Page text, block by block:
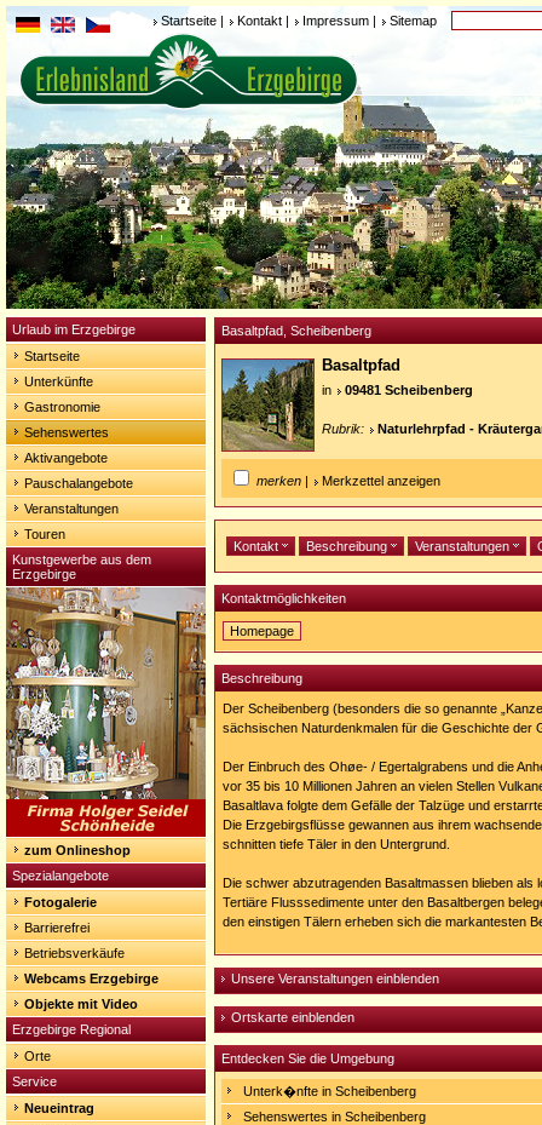
Startseite | Kontakt | Impressum | Sitemap
Urlaub im Erzgebirge
Startseite
Unterkünfte
Gastronomie
Sehenswertes
Aktivangebote
Pauschalangebote
Veranstaltungen
Touren
Kunstgewerbe aus dem
Erzgebirge
zum Onlineshop
Spezialangebote
Fotogalerie
Barrierefrei
Betriebsverkäufe
Webcams Erzgebirge
Objekte mit Video
Erzgebirge Regional
Orte
Service
Neueintrag
Basaltpfad, Scheibenberg
Basaltpfad
in 09481 Scheibenberg
Rubrik: Naturlehrpfad -
merken | Merkzettel anzeigen
Kontakt Beschreibung Veranstaltungen
Kontaktmöglichkeiten
Homepage
Homepage:
http://www.aussichtsturm.scheibenberg.info/
Beschreibung
Der Scheibenberg (besonders die so genannte
sächsischen Naturdenkmalen für die Geschichte der
Der Einbruch des Ohøe- / Egertalgrabens und die
vor 35 bis 10 Millionen Jahren an vielen Stellen
Basaltlava folgte dem Gefälle der Talzüge und
Die Erzgebirgsflüsse gewannen aus ihrem
schnitten tiefe Täler in den Untergrund.
Die schwer abzutragenden Basaltmassen blieben als
Tertiäre Flusssedimente unter den Basaltbergen
den einstigen Tälern erheben sich die markantesten
Unsere Veranstaltungen einblenden
Ortskarte einblenden
Entdecken Sie die Umgebung
Unterk�nfte in Scheibenberg
Sehenswertes in Scheibenberg